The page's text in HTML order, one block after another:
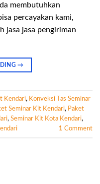
membutuhkan
percayakan kami,
jasa jasa pengiriman
→
Kendari, Konveksi Tas Seminar
Seminar Kit Kendari, Paket
, Seminar Kit Kota Kendari,
1 Comment